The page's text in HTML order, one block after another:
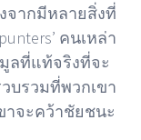
จากมีหลายสิ่งที่
คนเหล่า
ลที่แท้จริงที่จะ
รวมที่พวกเขา
จะคว้าชัยชนะ